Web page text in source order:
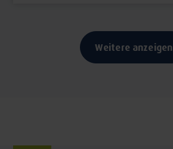
Weitere anzeigen